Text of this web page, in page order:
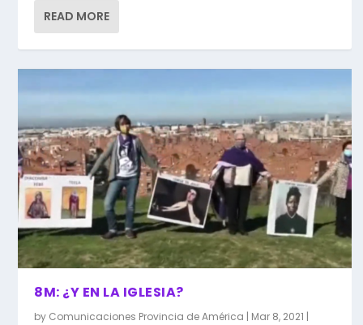
READ MORE
8M: ¿Y EN LA IGLESIA?
by Comunicaciones Provincia de América Mar 8, 2021